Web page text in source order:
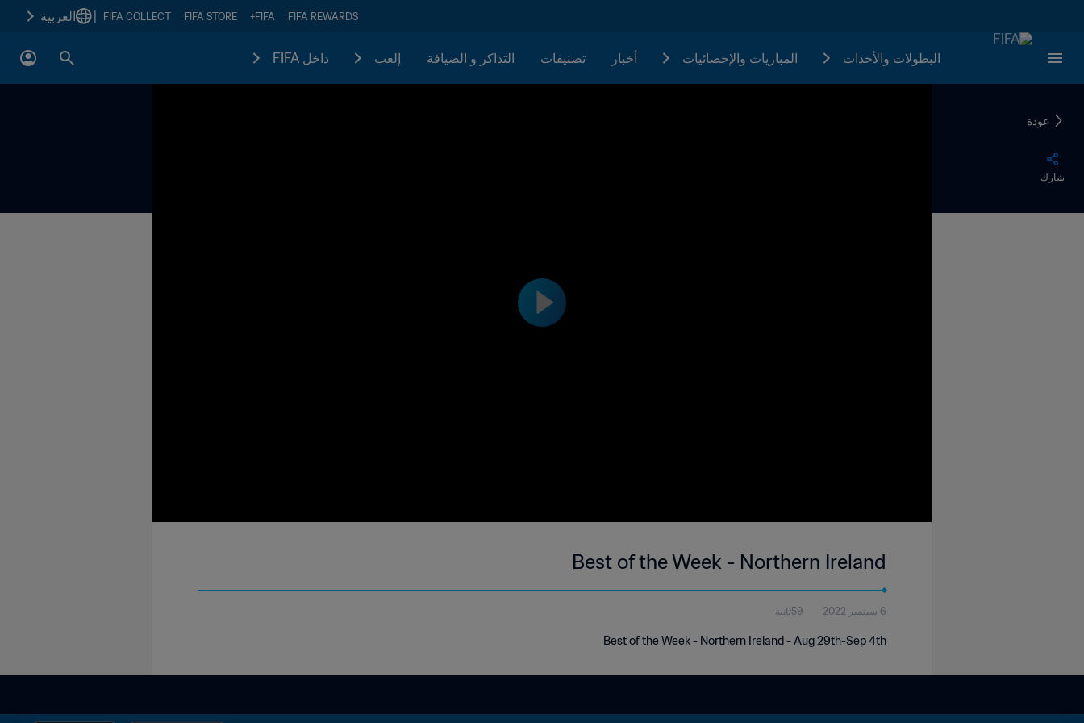
FIFA REWARDS
FIFA+
FIFA STORE
FIFA COLLECT العربية
البطولات والأحدات المباريات والإحصائيات أخبار تصنيفات التذاكر و الضيافة إلعب داخل FIFA
عودة
شارك
Best of the Week - Northern Ireland
6 سبتمبر 2022 59ثانية
Best of the Week - Northern Ireland - Aug 29th-Sep 4th